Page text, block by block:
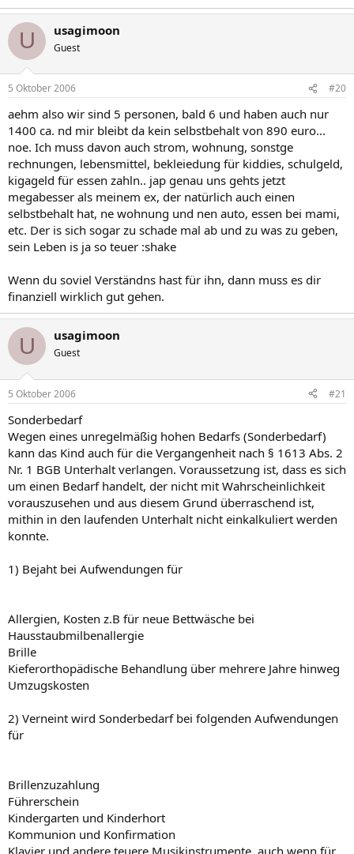
U usagimoon
Guest
5 Oktober 2006 #20
aehm also wir sind 5 personen, bald 6 und haben auch nur
1400 ca. nd mir bleibt da kein selbstbehalt von 890 euro...
noe. Ich muss davon auch strom, wohnung, sonstge
rechnungen, lebensmittel, bekleiedung für kiddies, schulgeld,
kigageld für essen zahln.. jap genau uns gehts jetzt
megabesser als meinem ex, der natürlich auch einen
selbstbehalt hat, ne wohnung und nen auto, essen bei mami,
etc. Der is sich sogar zu schade mal ab und zu was zu geben,
sein Leben is ja so teuer :shake
Wenn du soviel Verständns hast für ihn, dann muss es dir
finanziell wirklich gut gehen.
U usagimoon
Guest
5 Oktober 2006 #21
Sonderbedarf
Wegen eines unregelmäßig hohen Bedarfs (Sonderbedarf)
kann das Kind auch für die Vergangenheit nach § 1613 Abs. 2
Nr. 1 BGB Unterhalt verlangen. Voraussetzung ist, dass es sich
um einen Bedarf handelt, der nicht mit Wahrscheinlichkeit
vorauszusehen und aus diesem Grund überraschend ist,
mithin in den laufenden Unterhalt nicht einkalkuliert werden
konnte.
1) Bejaht bei Aufwendungen für
Allergien, Kosten z.B für neue Bettwäsche bei
Hausstaubmilbenallergie
Brille
Kieferorthopädische Behandlung über mehrere Jahre hinweg
Umzugskosten
2) Verneint wird Sonderbedarf bei folgenden Aufwendungen
für
Brillenzuzahlung
Führerschein
Kindergarten und Kinderhort
Kommunion und Konfirmation
Klavier und andere teuere Musikinstrumente, auch wenn für